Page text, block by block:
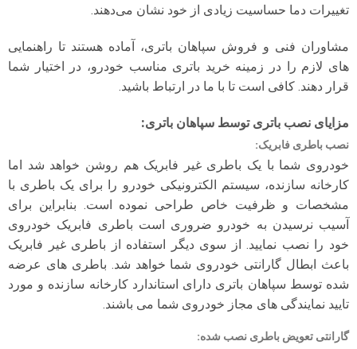
تغییرات دما حساسیت زیادی از خود نشان می‌دهند.
مشاوران فنی و فروش سپاهان باتری، آماده هستند تا راهنمایی
های لازم را در زمینه خرید باتری مناسب خودرو، در اختیار شما
قرار دهند. کافی است تا با ما در ارتباط باشید.
مزایای نصب باتری توسط سپاهان باتری:
نصب باطری فابریک:
خودروی شما با یک باطری غیر فابریک هم روشن خواهد شد اما
کارخانه سازنده، سیستم الکترونیکی خودرو را برای یک باطری با
مشخصات و ظرفیت خاص طراحی نموده است. بنابراین برای
آسیب نرسیدن به خودرو ضروری است باطری فابریک خودروی
خود را نصب نمایید. از سوی دیگر استفاده از باطری غیر فابریک
باعث ابطال گارانتی خودروی شما خواهد شد. باطری های عرضه
شده توسط سپاهان باتری دارای استاندارد کارخانه سازنده و مورد
تایید نمایندگی های مجاز خودروی شما می باشند.
گارانتی تعویض باطری نصب شده: